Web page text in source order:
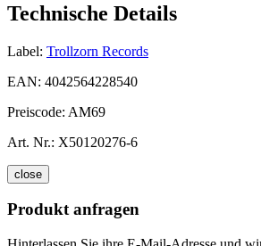
Technische Details
Label: Trollzorn Records
EAN: 4042564228540
Preiscode: AM69
Art. Nr.: X50120276-6
close
Produkt anfragen